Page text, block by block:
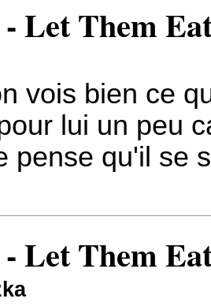
Let Them
vois bien ce
lui un peu
pense qu'il se
Let Them